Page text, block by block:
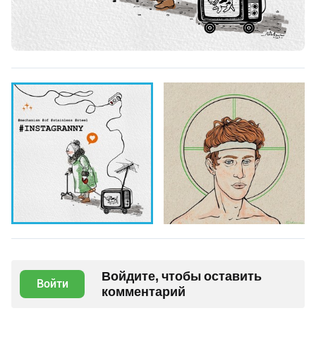
Войти
Войдите, чтобы оставить
комментарий